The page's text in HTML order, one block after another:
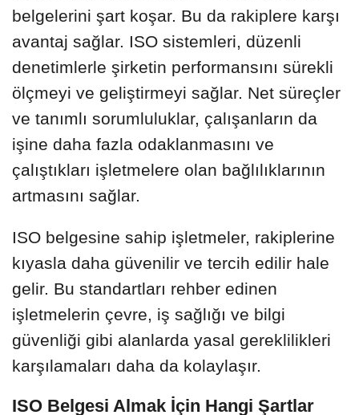
belgelerini şart koşar. Bu da rakiplere karşı
avantaj sağlar. ISO sistemleri, düzenli
denetimlerle şirketin performansını sürekli
ölçmeyi ve geliştirmeyi sağlar. Net süreçler
ve tanımlı sorumluluklar, çalışanların da
işine daha fazla odaklanmasını ve
çalıştıkları işletmelere olan bağlılıklarının
artmasını sağlar.
ISO belgesine sahip işletmeler, rakiplerine
kıyasla daha güvenilir ve tercih edilir hale
gelir. Bu standartları rehber edinen
işletmelerin çevre, iş sağlığı ve bilgi
güvenliği gibi alanlarda yasal gereklilikleri
karşılamaları daha da kolaylaşır.
ISO Belgesi Almak İçin Hangi Şartlar